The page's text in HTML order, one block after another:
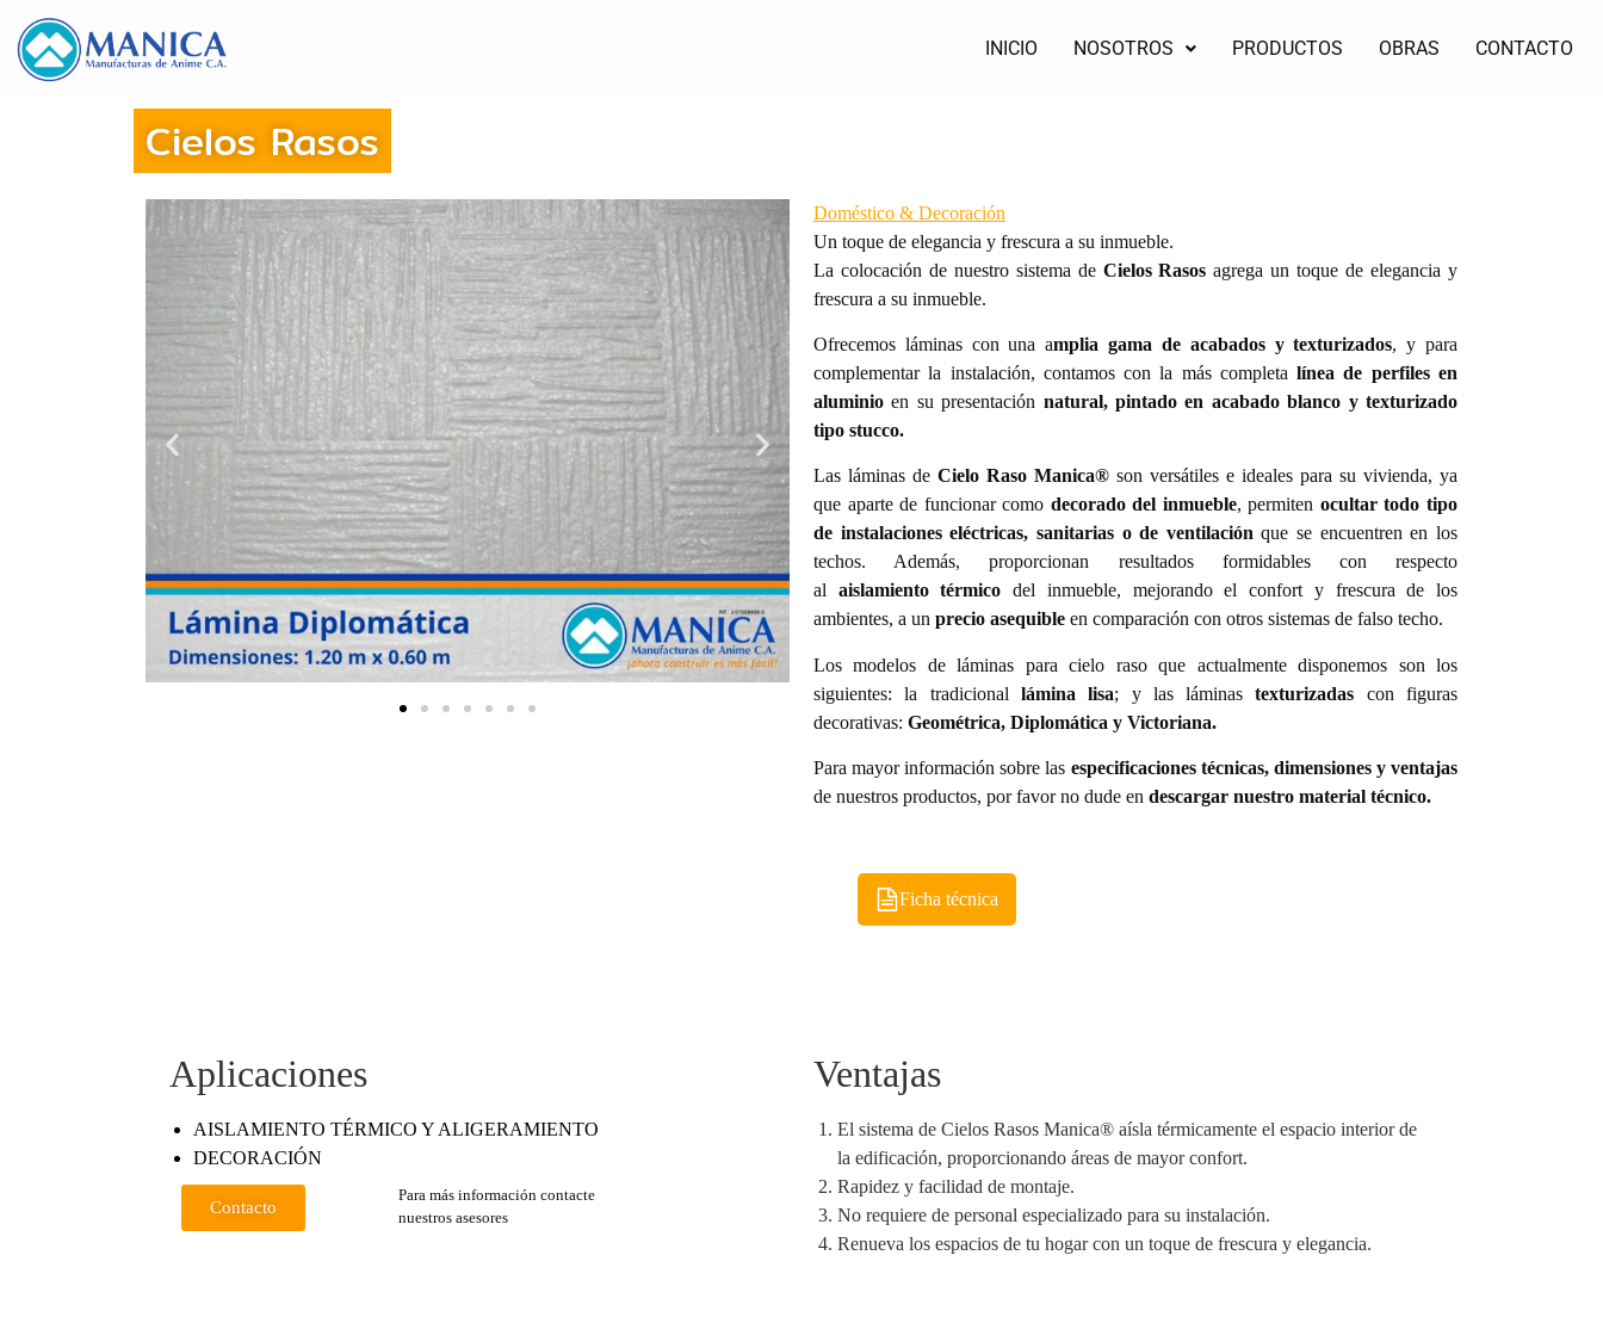
INICIO NOSOTROS PRODUCTOS OBRAS CONTACTO
Cielos Rasos
Doméstico & Decoración
Un toque de elegancia y frescura a su inmueble.
La colocación de nuestro sistema de Cielos Rasos agrega un toque de elegancia y
frescura a su inmueble.
Ofrecemos láminas con una amplia gama de acabados y texturizados, y para
complementar la instalación, contamos con la más completalínea de perfiles en
aluminio en su presentación natural, pintado en acabado blanco y texturizado
tipo stucco.
Las láminas de Cielo Raso Manica® son versátiles e ideales para su vivienda, ya
que aparte de funcionar como decorado del inmueble, permiten ocultar todo tipo
de instalaciones eléctricas, sanitarias o de ventilaciónque se encuentren en los
techos. Además, proporcionan resultados formidables con respecto
al aislamiento térmico del inmueble, mejorando el confort y frescura de los
ambientes, a un precio asequible en comparación con otros sistemas de falso techo.
Los modelos de láminas para cielo raso que actualmente disponemos son los
siguientes: la tradicional lámina lisa; y las láminastexturizadas con figuras
decorativas: Geométrica, Diplomática y Victoriana.
Para mayor información sobre las especificaciones técnicas, dimensiones y ventajas
de nuestros productos, por favor no dude en descargar nuestro material técnico.
Ficha técnica
Aplicaciones
AISLAMIENTO TÉRMICO Y ALIGERAMIENTO
DECORACIÓN
Contacto
Para más información contacte
nuestros asesores
Ventajas
El sistema de Cielos Rasos Manica® aísla térmicamente el espacio interior de
la edificación, proporcionando áreas de mayor confort.
Rapidez y facilidad de montaje.
No requiere de personal especializado para su instalación.
Renueva los espacios de tu hogar con un toque de frescura y elegancia.